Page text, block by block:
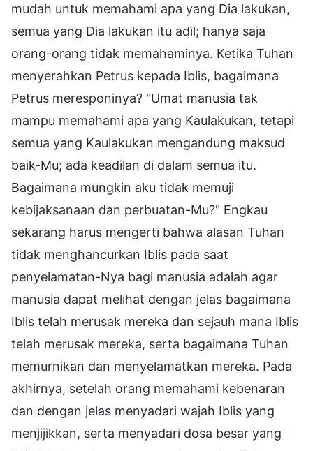
mudah untuk memahami apa yang Dia lakukan,
semua yang Dia lakukan itu adil; hanya saja
orang-orang tidak memahaminya. Ketika Tuhan
menyerahkan Petrus kepada Iblis, bagaimana
Petrus meresponinya? "Umat manusia tak
mampu memahami apa yang Kaulakukan, tetapi
semua yang Kaulakukan mengandung maksud
baik-Mu; ada keadilan di dalam semua itu.
Bagaimana mungkin aku tidak memuji
kebijaksanaan dan perbuatan-Mu?" Engkau
sekarang harus mengerti bahwa alasan Tuhan
tidak menghancurkan Iblis pada saat
penyelamatan-Nya bagi manusia adalah agar
manusia dapat melihat dengan jelas bagaimana
Iblis telah merusak mereka dan sejauh mana Iblis
telah merusak mereka, serta bagaimana Tuhan
memurnikan dan menyelamatkan mereka. Pada
akhirnya, setelah orang memahami kebenaran
dan dengan jelas menyadari wajah Iblis yang
menjijikkan, serta menyadari dosa besar yang